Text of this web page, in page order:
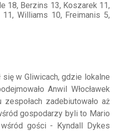
18, Berzins 13, Koszarek 11,
Williams 10, Freimanis 5,
w Gliwicach, gdzie lokalne
Anwil Włocławek
zadebiutowało aż
gospodarzy byli to Mario
gości - Kyndall Dykes